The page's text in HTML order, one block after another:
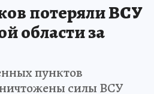
потеряли ВСУ
области за
пунктов
силы ВСУ